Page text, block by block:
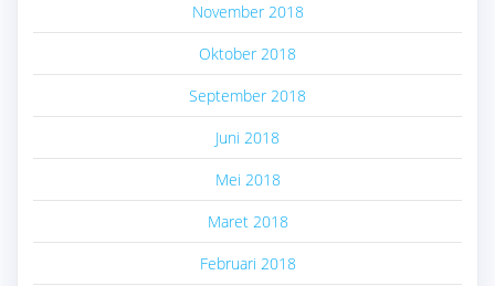
November 2018
Oktober 2018
September 2018
Juni 2018
Mei 2018
Maret 2018
Februari 2018